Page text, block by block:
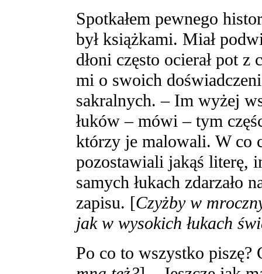
Spotkałem pewnego
był książkami. Miał
dłoni często ocierał pot z
mi o swoich
sakralnych. – Im wyżej
łuków – mówi – tym
którzy je malowali. W co
pozostawiali jakąś literę,
samych łukach zdarzało
zapisu. [Czyżby w
jak w wysokich łukach
Po co to wszystko piszę?